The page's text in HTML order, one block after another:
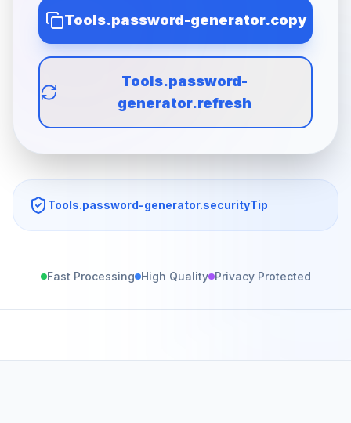
Tools.password-generator.copy
Tools.password-
generator.refresh
Tools.password-generator.securityTip
Fast Processing High Quality Privacy Protected